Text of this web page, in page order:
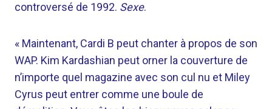
controversé de 1992. Sexe.
« Maintenant, Cardi B peut chanter à propos de son
WAP. Kim Kardashian peut orner la couverture de
n’importe quel magazine avec son cul nu et Miley
Cyrus peut entrer comme une boule de